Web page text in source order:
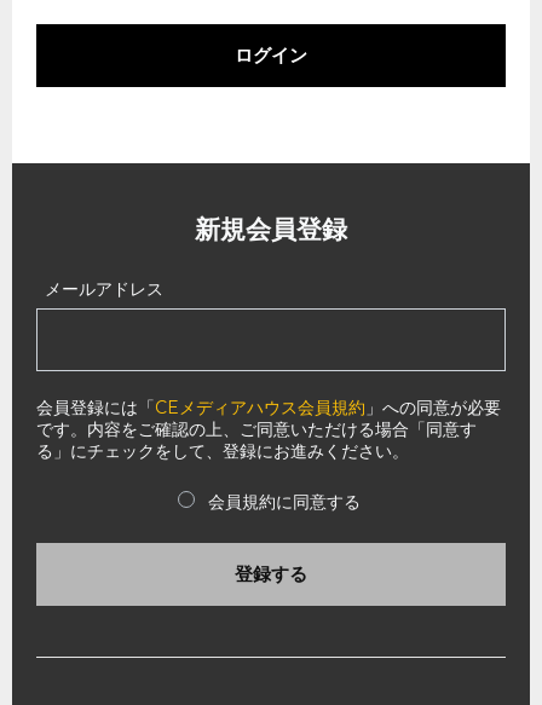
ログイン
新規会員登録
メールアドレス
会員登録には「CEメディアハウス会員規約 」への同意が必要
です。内容をご確認の上、ご同意いただける場合「同意す
る」にチェックをして、登録にお進みください。
会員規約に同意する
登録する